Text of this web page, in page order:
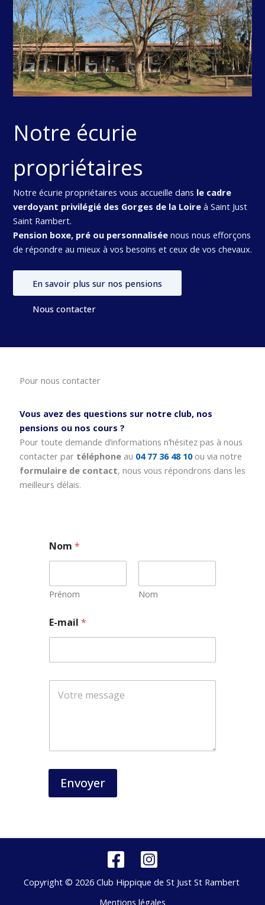
Notre écurie
propriétaires
Notre écurie propriétaires vous accueille dans le cadre
verdoyant privilégié des Gorges de la Loireà Saint Just
Saint Rambert.
Pension boxe, pré ou personnaliséenous nous efforçons
de répondre au mieux à vos besoins et ceux de vos chevaux.
En savoir plus sur nos pensions
Nous contacter
Pour nous contacter
Vous avez des questions sur notre club, nos
pensions ou nos cours ?
Pour toute demande d’informations n’hésitez pas à nous
contacter par téléphoneau 04 77 36 48 10 ou via notre
formulaire de contact, nous vous répondrons dans les
meilleurs délais.
Nom*
Prénom Nom
o
m
*
E-mail*
Envoyer
Copyright © 2026 Club Hippique de St Just St Rambert
Mentions légales